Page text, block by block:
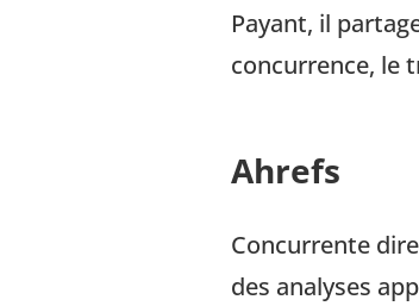
Payant, il
concurrence, le
Ahrefs
Concurrente
des analyses